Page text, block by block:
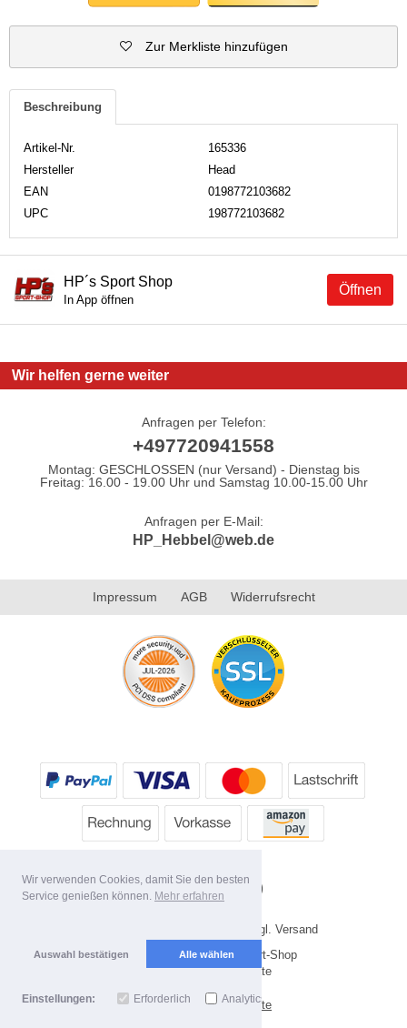
Wir verwenden Cookies, damit Sie den besten
Service genießen können. Mehr erfahren
Auswahl bestätigen Alle wählen
Einstellungen: Erforderlich Analytics
Zur Merkliste hinzufügen
Beschreibung
Artikel-Nr.
165336
Hersteller
Head
EAN
0198772103682
UPC
198772103682
Öffnen
HP´s Sport Shop
In App öffnen
Wir helfen gerne weiter
Anfragen per Telefon:
+497720941558
Montag: GESCHLOSSEN (nur Versand) - Dienstag bis
Freitag: 16.00 - 19.00 Uhr und Samstag 10.00-15.00 Uhr
Anfragen per E-Mail:
HP_Hebbel@web.de
Impressum AGB Widerrufsrecht
* Alle Preise inkl. MwSt. evtl. zzgl. Versand
Copyright 2026 by HP's Sport-Shop
Mobile Shop by Shopgate
Zur klassischen Webseite